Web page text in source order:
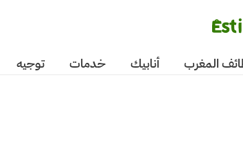
المغرب أنابيك خدمات توجيه